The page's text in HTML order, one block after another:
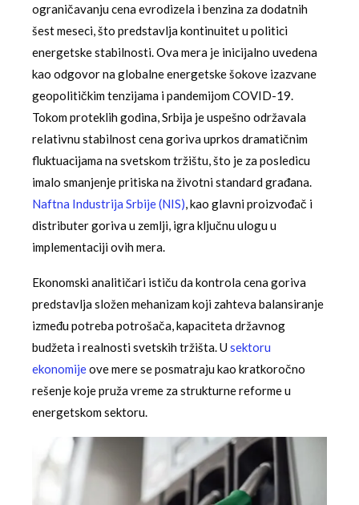
ograničavanju cena evrodizela i benzina za dodatnih
šest meseci, što predstavlja kontinuitet u politici
energetske stabilnosti. Ova mera je inicijalno uvedena
kao odgovor na globalne energetske šokove izazvane
geopolitičkim tenzijama i pandemijom COVID-19.
Tokom proteklih godina, Srbija je uspešno održavala
relativnu stabilnost cena goriva uprkos dramatičnim
fluktuacijama na svetskom tržištu, što je za posledicu
imalo smanjenje pritiska na životni standard građana.
Naftna Industrija Srbije (NIS), kao glavni proizvođač i
distributer goriva u zemlji, igra ključnu ulogu u
implementaciji ovih mera.
Ekonomski analitičari ističu da kontrola cena goriva
predstavlja složen mehanizam koji zahteva balansiranje
između potreba potrošača, kapaciteta državnog
budžeta i realnosti svetskih tržišta. Usektoru
ekonomijeove mere se posmatraju kao kratkoročno
rešenje koje pruža vreme za strukturne reforme u
energetskom sektoru.